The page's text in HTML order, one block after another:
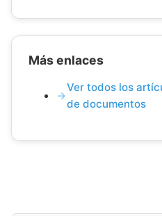
Más enlaces
Ver todos los
de documentos